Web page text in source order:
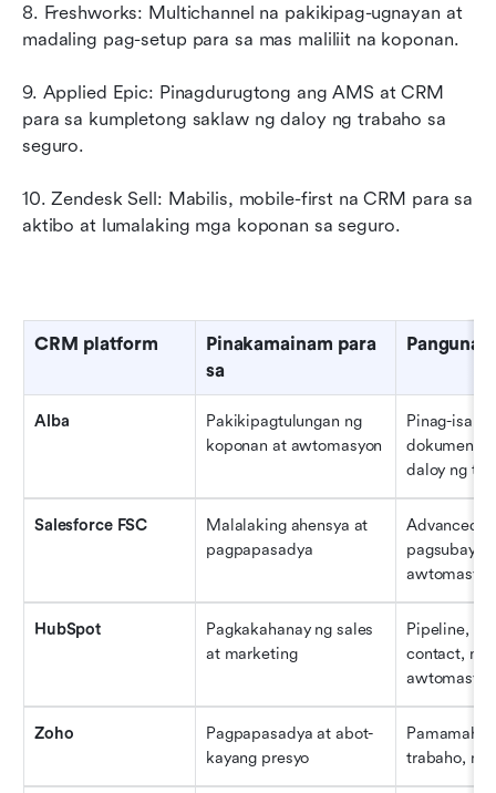
8. Freshworks: Multichannel na pakikipag-ugnayan at
madaling pag-setup para sa mas maliliit na koponan.
9. Applied Epic: Pinagdurugtong ang AMS at CRM
para sa kumpletong saklaw ng daloy ng trabaho sa
seguro.
10. Zendesk Sell: Mabilis, mobile-first na CRM para sa
aktibo at lumalaking mga koponan sa seguro.
CRM platform
Pinakamainam para
sa
Alba
Pakikipagtulungan ng
koponan at awtomasyon
Pinag-
daloy ng
Salesforce FSC
Malalaking ahensya at
pagpapasadya
Advanced
HubSpot
Pagkakahanay ng sales
at marketing
Pipeline,
contact,
Zoho
Pagpapasadya at abot-
kayang presyo
trabaho,